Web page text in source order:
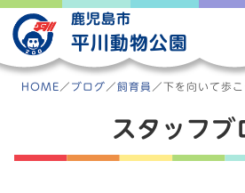
Skip
to
content
鹿児島市
平川動物公園
HOME ／ ブログ ／飼育員 ／下を向いて歩こ
スタッフブ